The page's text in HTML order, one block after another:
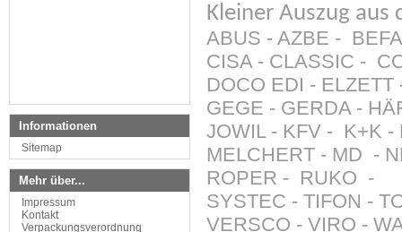
Kleiner Auszug
ABUS - AZBE -
CISA - CLASSIC -
DOCO EDI -
GEGE - GERDA -
JOWIL - KFV - K+K -
MELCHERT - MD -
ROPER - RUKO -
SYSTEC - TIFON -
VERSCO - VIRO -
Informationen
Sitemap
Mehr über...
Impressum
Kontakt
Verpackungsverordnung